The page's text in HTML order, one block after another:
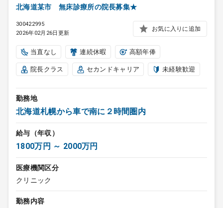
北海道某市 無床診療所の院長募集★
300422995
2026年02月26日更新
お気に入りに追加
当直なし 連続休暇 高額年俸
院長クラス セカンドキャリア 未経験歓迎
勤務地
北海道札幌から車で南に２時間圏内
給与（年収）
1800万円 ～ 2000万円
医療機関区分
クリニック
勤務内容